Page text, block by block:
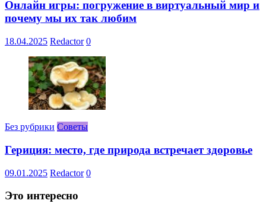
Онлайн игры: погружение в виртуальный мир и
почему мы их так любим
18.04.2025 Redactor 0
Без рубрики Советы
Гериция: место, где природа встречает здоровье
09.01.2025 Redactor 0
Это интересно